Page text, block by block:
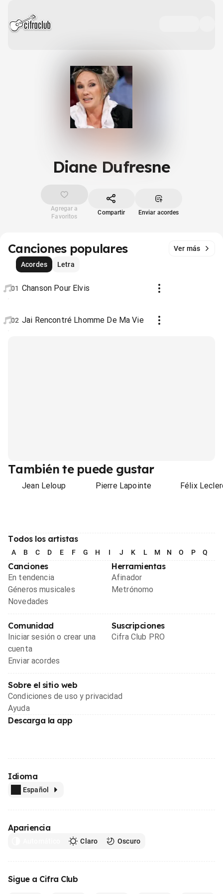
Diane Dufresne
Agregar a
Favoritos
Compartir Enviar acordes
Canciones populares
Ver más
Acordes
Letra
01 Chanson Pour Elvis
02 Jai Rencontré Lhomme De Ma Vie
También te puede gustar
Jean Leloup Pierre Lapointe Félix
Todos los artistas
A B C D E F G H I J K L M N O P Q
Canciones
En tendencia
Géneros musicales
Novedades
Herramientas
Afinador
Metrónomo
Comunidad
Iniciar sesión o crear una
cuenta
Enviar acordes
Suscripciones
Cifra Club PRO
Sobre el sitio web
Condiciones de uso y privacidad
Ayuda
Descarga la app
Idioma
Español
Apariencia
Claro Oscuro
Sigue a Cifra Club